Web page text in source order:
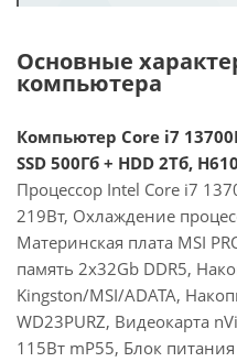
Основные
компьютера
Компьютер Core i7
SSD 500Гб + HDD 2Тб,
Процессор Intel Core i7
219Вт, Охлаждение
Материнская плата MSI
память 2x32Gb DDR5,
Kingston/MSI/ADATA,
WD23PURZ, Видеокарта
115Вт mP55, Блок